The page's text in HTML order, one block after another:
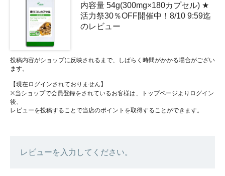
内容量 54g(300mg×180カプセル) ★
活力祭30％OFF開催中！8/10 9:59迄
のレビュー
投稿内容がショップに反映されるまで、しばらく時間がかかる場合がござい
ます。
【現在ログインされておりません】
※当ショップで会員登録をされているお客様は、トップページよりログイン
後、
レビューを投稿することで当店のポイントを取得することができます。
レビューを入力してください。